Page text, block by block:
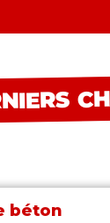
béton